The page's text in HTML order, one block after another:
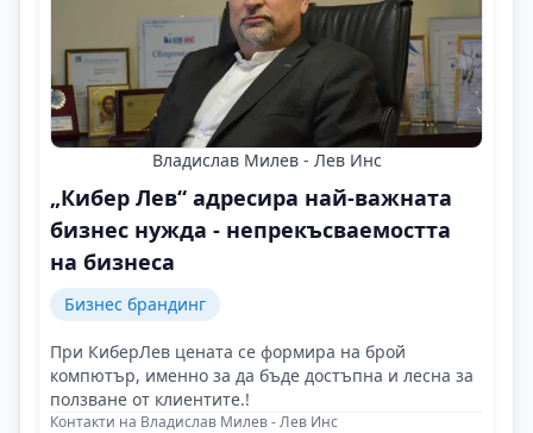
Владислав Милев - Лев Инс
„Кибер Лев“ адресира най-важната
бизнес нужда - непрекъсваемостта
на бизнеса
Бизнес брандинг
При КиберЛев цената се формира на брой
компютър, именно за да бъде достъпна и лесна за
ползване от клиентите.!
Контакти на Владислав Милев - Лев Инс